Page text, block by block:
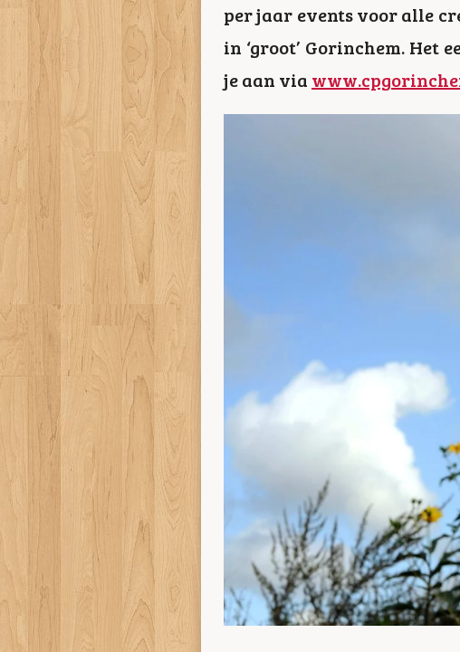
per jaar events voor alle
in ‘groot’ Gorinchem. Het
je aan via